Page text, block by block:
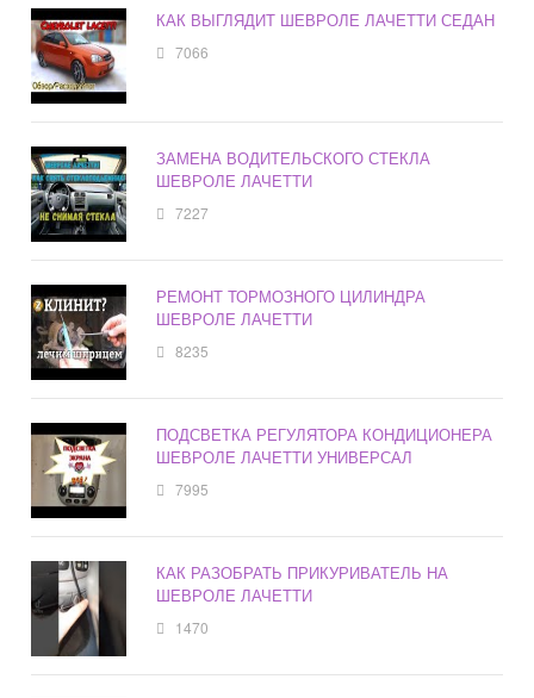
КАК ВЫГЛЯДИТ ШЕВРОЛЕ ЛАЧЕТТИ СЕДАН
7066
ЗАМЕНА ВОДИТЕЛЬСКОГО СТЕКЛА
ШЕВРОЛЕ ЛАЧЕТТИ
7227
РЕМОНТ ТОРМОЗНОГО ЦИЛИНДРА
ШЕВРОЛЕ ЛАЧЕТТИ
8235
ПОДСВЕТКА РЕГУЛЯТОРА КОНДИЦИОНЕРА
ШЕВРОЛЕ ЛАЧЕТТИ УНИВЕРСАЛ
7995
КАК РАЗОБРАТЬ ПРИКУРИВАТЕЛЬ НА
ШЕВРОЛЕ ЛАЧЕТТИ
1470